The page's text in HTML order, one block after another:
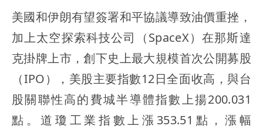
美國和伊朗有望簽署和平協議導致油價重挫，
加上太空探索科技公司（SpaceX）在那斯達
克掛牌上市，創下史上最大規模首次公開募股
（IPO），美股主要指數12日全面收高，與台
股關聯性高的費城半導體指數上揚200.031
點。道瓊工業指數上漲353.51點，漲幅